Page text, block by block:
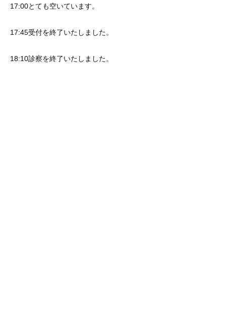
17:00とても空いています。
17:45受付を終了いたしました。
18:10診察を終了いたしました。